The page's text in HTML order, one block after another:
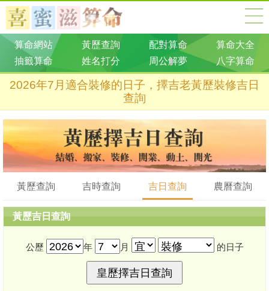
算命網站 黃歷查詢 配對算命
算命大全
抽籤算命
姓名打分 周公解夢 八字算命
2026年7月適合裝修的日子，擇吉老黃歷裝修吉日
查詢
黃歷查詢 吉時查詢 吉日查詢 農曆查詢
黃歷吉日查詢
公歷 年 月 的日子